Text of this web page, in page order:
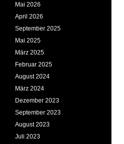
Mai 2026
April 2026
September 2025
Mai 2025
März 2025
Februar 2025
August 2024
März 2024
Dezember 2023
September 2023
August 2023
Juli 2023